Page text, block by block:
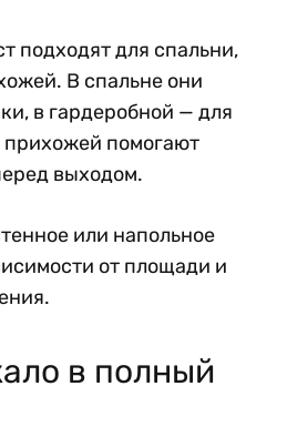
подходят для спальни,
В спальне они
в гардеробной — для
прихожей помогают
выходом.
или напольное
от площади и
в полный